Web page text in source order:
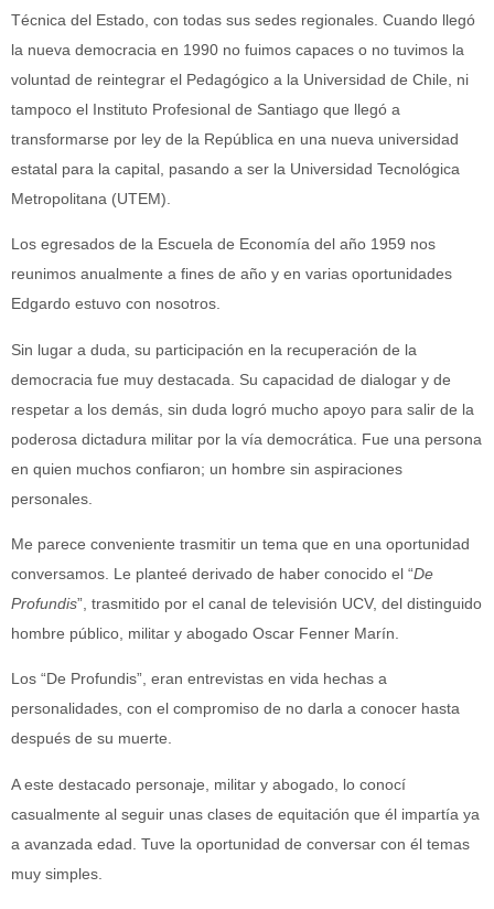
Técnica del Estado, con todas sus sedes regionales. Cuando llegó
la nueva democracia en 1990 no fuimos capaces o no tuvimos la
voluntad de reintegrar el Pedagógico a la Universidad de Chile, ni
tampoco el Instituto Profesional de Santiago que llegó a
transformarse por ley de la República en una nueva universidad
estatal para la capital, pasando a ser la Universidad Tecnológica
Metropolitana (UTEM).
Los egresados de la Escuela de Economía del año 1959 nos
reunimos anualmente a fines de año y en varias oportunidades
Edgardo estuvo con nosotros.
Sin lugar a duda, su participación en la recuperación de la
democracia fue muy destacada. Su capacidad de dialogar y de
respetar a los demás, sin duda logró mucho apoyo para salir de la
poderosa dictadura militar por la vía democrática. Fue una persona
en quien muchos confiaron; un hombre sin aspiraciones
personales.
Me parece conveniente trasmitir un tema que en una oportunidad
conversamos. Le planteé derivado de haber conocido el “De
Profundis”, trasmitido por el canal de televisión UCV, del distinguido
hombre público, militar y abogado Oscar Fenner Marín.
Los “De Profundis”, eran entrevistas en vida hechas a
personalidades, con el compromiso de no darla a conocer hasta
después de su muerte.
A este destacado personaje, militar y abogado, lo conocí
casualmente al seguir unas clases de equitación que él impartía ya
a avanzada edad. Tuve la oportunidad de conversar con él temas
muy simples.